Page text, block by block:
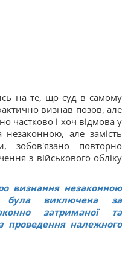
на те, що суд в самому
визнав позов, але
частково і хоч відмова у
незаконною, але замість
зобов'язано повторно
з військового обліку
визнання незаконною
була виключена за
затриманої та
проведення належного